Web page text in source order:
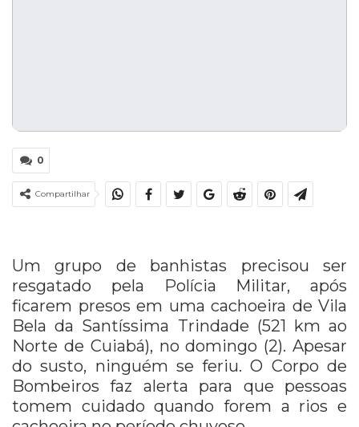
0
Compartilhar
Um grupo de banhistas precisou ser
resgatado pela Polícia Militar, após
ficarem presos em uma cachoeira de Vila
Bela da Santíssima Trindade (521 km ao
Norte de Cuiabá), no domingo (2). Apesar
do susto, ninguém se feriu. O Corpo de
Bombeiros faz alerta para que pessoas
tomem cuidado quando forem a rios e